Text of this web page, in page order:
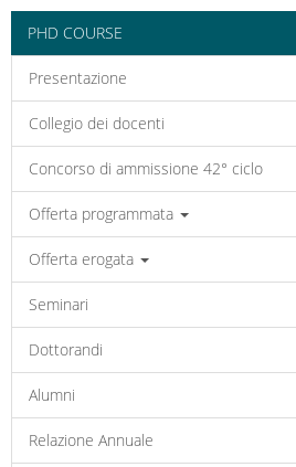
principale
PHD COURSE
Presentazione
Collegio dei docenti
Concorso di ammissione 42° ciclo
Offerta programmata
Offerta erogata
Seminari
Dottorandi
Alumni
Relazione Annuale